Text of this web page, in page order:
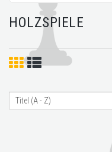
HOLZSPIELE